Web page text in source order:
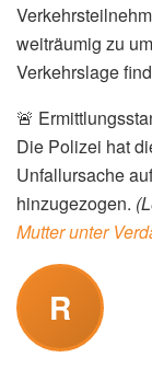
weiträumig zu
Verkehrslage
🚨
Die Polizei hat
Unfallursache
hinzugezogen.
Mutter unter
R